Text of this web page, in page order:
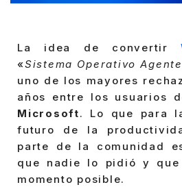
La idea de convertir
«Sistema Operativo Agente
uno de los mayores
años entre los usuarios
Microsoft. Lo que para
futuro de la
parte de la comunidad
que nadie lo pidió y
momento posible.